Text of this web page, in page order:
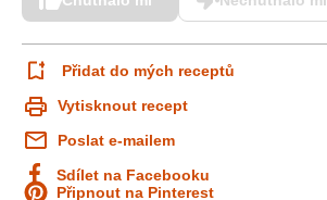
Přidat do mých receptů
Vytisknout recept
Poslat e-mailem
Sdílet na Facebooku
Připnout na Pinterest